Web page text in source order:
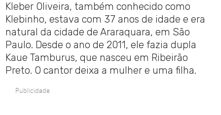
Kleber Oliveira, também conhecido como
Klebinho, estava com 37 anos de idade e era
natural da cidade de Araraquara, em São
Paulo. Desde o ano de 2011, ele fazia dupla
Kaue Tamburus, que nasceu em Ribeirão
Preto. O cantor deixa a mulher e uma filha.
Publicidade